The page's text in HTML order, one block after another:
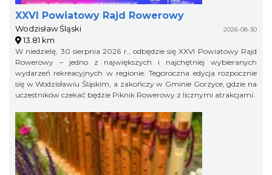
XXVI Powiatowy Rajd Rowerowy
Wodzisław Śląski 2026-08-30
13.81 km
W niedzielę, 30 sierpnia 2026 r., odbędzie się XXVI Powiatowy Rajd
Rowerowy – jedno z największych i najchętniej wybieranych
wydarzeń rekreacyjnych w regionie. Tegoroczna edycja rozpocznie
się w Wodzisławiu Śląskim, a zakończy w Gminie Gorzyce, gdzie na
uczestników czekać będzie Piknik Rowerowy z licznymi atrakcjami.